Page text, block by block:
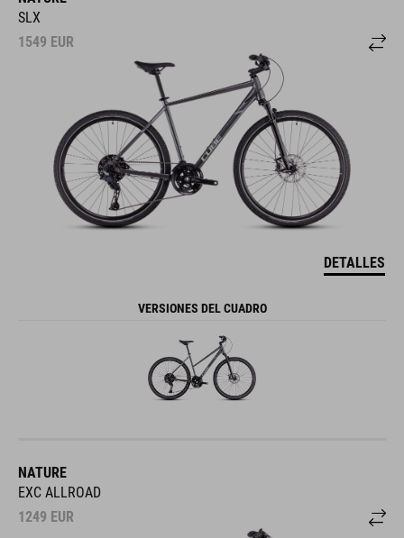
SLX
1549 EUR
DETALLES
VERSIONES DEL CUADRO
NATURE
EXC ALLROAD
1249 EUR